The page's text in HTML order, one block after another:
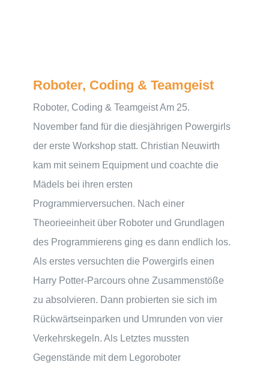
Roboter, Coding & Teamgeist
Roboter, Coding & Teamgeist Am 25.
November fand für die diesjährigen Powergirls
der erste Workshop statt. Christian Neuwirth
kam mit seinem Equipment und coachte die
Mädels bei ihren ersten
Programmierversuchen. Nach einer
Theorieeinheit über Roboter und Grundlagen
des Programmierens ging es dann endlich los.
Als erstes versuchten die Powergirls einen
Harry Potter-Parcours ohne Zusammenstöße
zu absolvieren. Dann probierten sie sich im
Rückwärtseinparken und Umrunden von vier
Verkehrskegeln. Als Letztes mussten
Gegenstände mit dem Legoroboter